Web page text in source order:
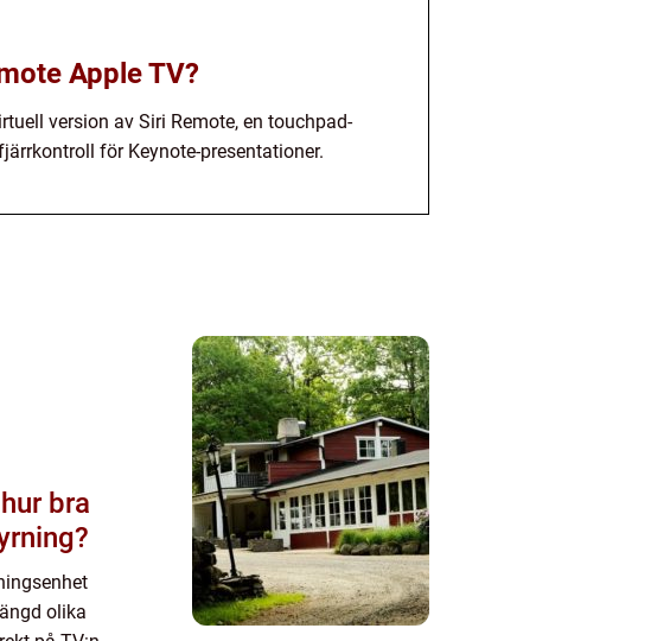
Apple TV?
version av Siri Remote, en touchpad-
för Keynote-presentationer.
olika